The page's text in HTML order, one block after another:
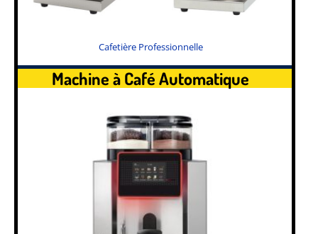
Cafetière Professionnelle
Machine à Café Automatique